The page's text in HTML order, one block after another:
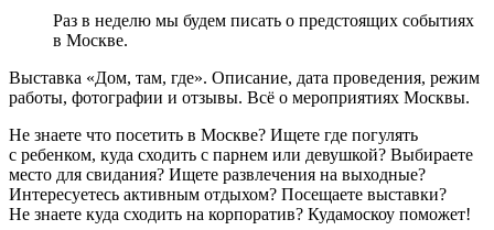
Раз в неделю мы будем писать о предстоящих событиях
в Москве.
Выставка «Дом, там, где». Описание, дата проведения, режим
работы, фотографии и отзывы. Всё о мероприятиях Москвы.
Не знаете что посетить в Москве? Ищете где погулять
с ребенком, куда сходить с парнем или девушкой? Выбираете
место для свидания? Ищете развлечения на выходные?
Интересуетесь активным отдыхом? Посещаете выставки?
Не знаете куда сходить на корпоратив? Кудамоскоу поможет!